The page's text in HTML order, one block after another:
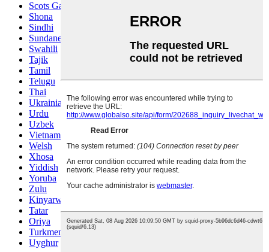
Scots Gaelic
Shona
Sindhi
Sundanese
Swahili
Tajik
Tamil
Telugu
Thai
Ukrainian
Urdu
Uzbek
Vietnamese
Welsh
Xhosa
Yiddish
Yoruba
Zulu
Kinyarwanda
Tatar
Oriya
Turkmen
Uyghur